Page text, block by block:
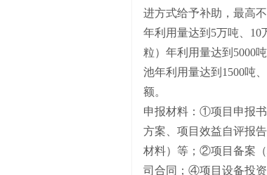
进方式给予补助，最高
年利用量达到5万吨、10
粒）年利用量达到5000
池年利用量达到1500吨
额。
申报材料： ①项目申报书
方案、项目效益自评报
材料）等；②项目备案
司合同；④项目设备投